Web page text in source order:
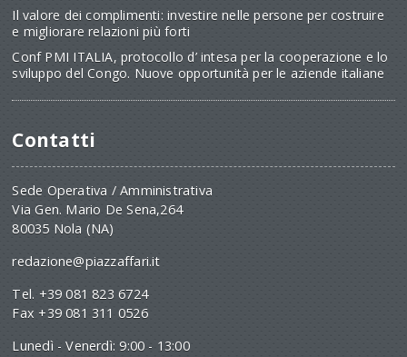
Il valore dei complimenti: investire nelle persone per costruire
e migliorare relazioni più forti
Conf PMI ITALIA, protocollo d’ intesa per la cooperazione e lo
sviluppo del Congo. Nuove opportunità per le aziende italiane
Contatti
Sede Operativa / Amministrativa
Via Gen. Mario De Sena,264
80035 Nola (NA)
redazione@piazzaffari.it
Tel. +39 081 823 6724
Fax +39 081 311 0526
Lunedì - Venerdì: 9:00 - 13:00